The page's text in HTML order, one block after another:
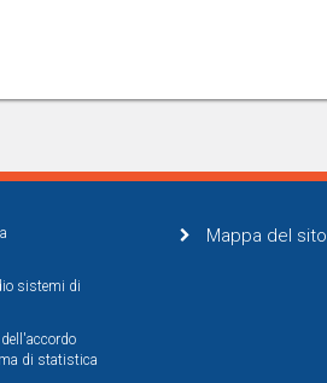
sistemi di
di statistica
Mappa del sito